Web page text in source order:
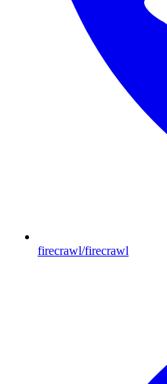
firecrawl/firecrawl